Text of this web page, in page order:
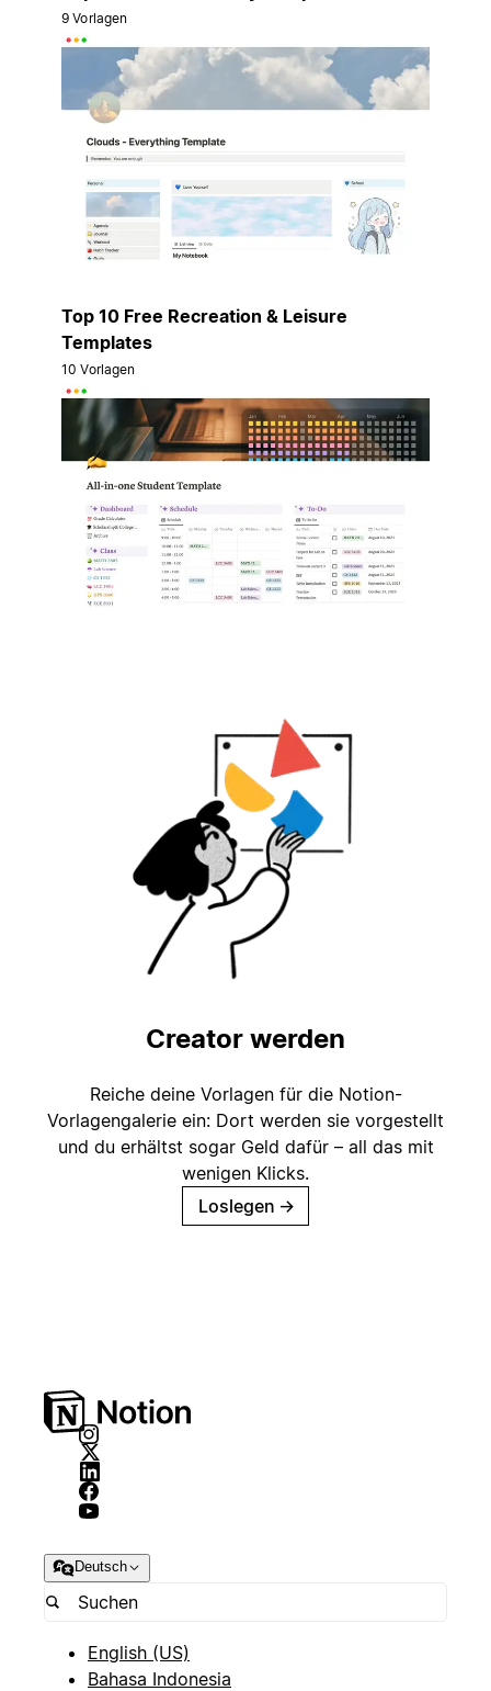
9 Vorlagen
Top 10 Free Recreation & Leisure
Templates
10 Vorlagen
Creator werden
Reiche deine Vorlagen für die Notion-
Vorlagengalerie ein: Dort werden sie vorgestellt
und du erhältst sogar Geld dafür – all das mit
wenigen Klicks.
Loslegen →
Deutsch
English (US)
Bahasa Indonesia